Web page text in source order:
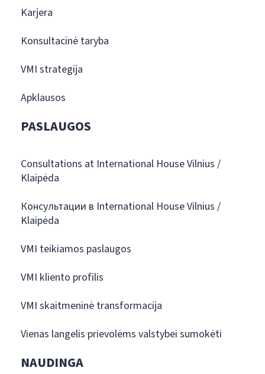
Karjera
Konsultacinė taryba
VMI strategija
Apklausos
PASLAUGOS
Consultations at International House Vilnius /
Klaipėda
Консультации в International House Vilnius /
Klaipėda
VMI teikiamos paslaugos
VMI kliento profilis
VMI skaitmeninė transformacija
Vienas langelis prievolėms valstybei sumokėti
NAUDINGA